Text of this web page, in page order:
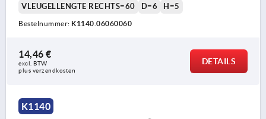
VLEUGELLENGTE RECHTS=60
D=6 H=5
Bestelnummer: K1140.06060060
14,46 €
excl. BTW
plus verzendkosten
DETAILS
K1140